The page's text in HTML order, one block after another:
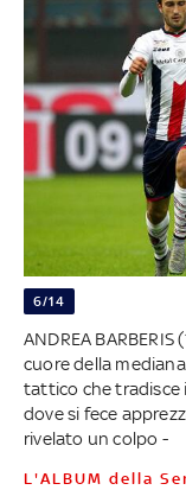
6/14
ANDREA
cuore della
tattico che tradisce
dove si fece
rivelato un colpo -
L'ALBUM della